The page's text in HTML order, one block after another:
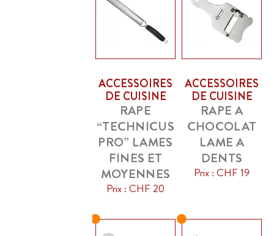
ACCESSOIRES
DE CUISINE
RAPE
“TECHNICUS
PRO” LAMES
FINES ET
MOYENNES
Prix : CHF 20
ACCESSOIRES
DE CUISINE
RAPE A
CHOCOLAT
LAME A
DENTS
Prix : CHF 19